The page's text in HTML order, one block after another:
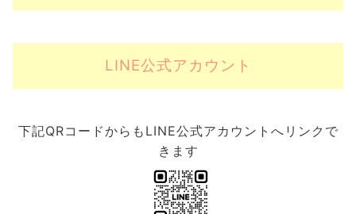
LINE公式アカウント
下記QRコードからもLINE公式アカウントへリンクで
きます